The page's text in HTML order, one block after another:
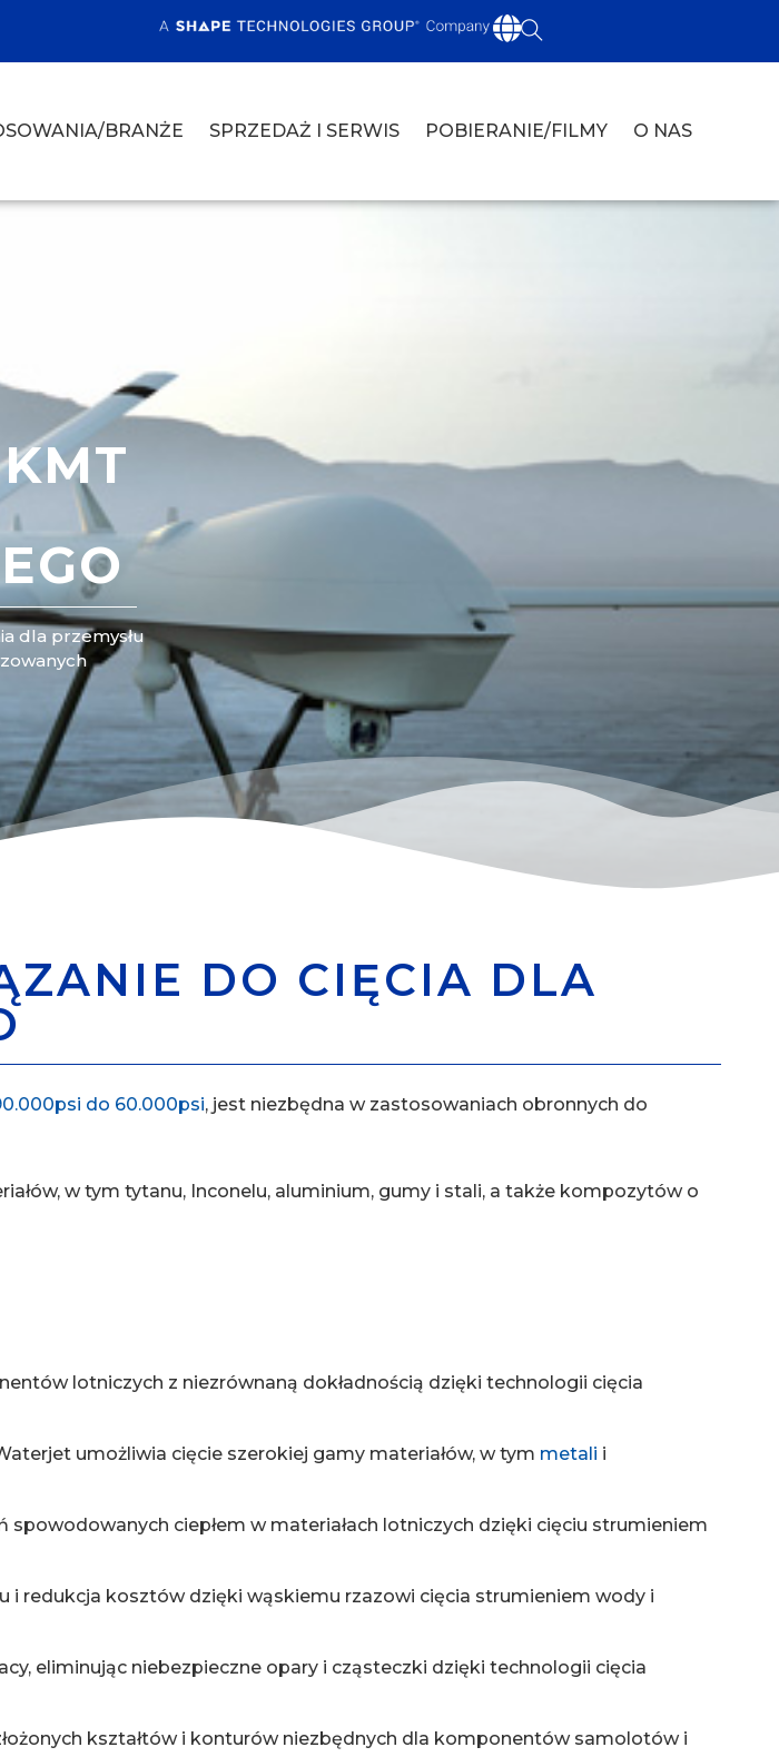
BRANŻE SPRZEDAŻ I SERWIS POBIERANIE/FILMY O NAS
dla przemysłu
DO CIĘCIA DLA
do 60.000psi, jest niezbędna w zastosowaniach obronnych do
w tym tytanu, Inconelu, aluminium, gumy i stali, a także kompozytów o
lotniczych z niezrównaną dokładnością dzięki technologii cięcia
umożliwia cięcie szerokiej gamy materiałów, w tym metali i
ciepłem w materiałach lotniczych dzięki cięciu strumieniem
i redukcja kosztów dzięki wąskiemu rzazowi cięcia strumieniem wody i
eliminując niebezpieczne opary i cząsteczki dzięki technologii cięcia
kształtów i konturów niezbędnych dla komponentów samolotów i